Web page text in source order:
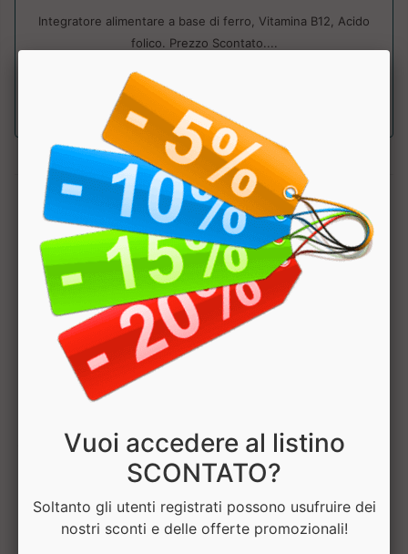
Integratore alimentare a base di ferro, Vitamina B12, Acido
folico. Prezzo Scontato....
a partire da € 22.99
1
Hai bisogno di aiuto? Chatta con noi
Vuoi accedere al listino
SCONTATO?
Soltanto gli utenti registrati possono usufruire dei
nostri sconti e delle offerte promozionali!